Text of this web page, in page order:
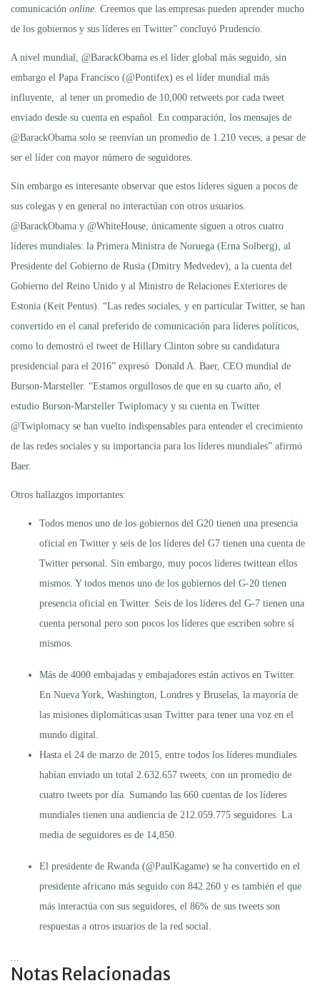
comunicación online . Creemos que las empresas pueden aprender mucho
de los gobiernos y sus líderes en Twitter” concluyó Prudencio.
A nivel mundial, @BarackObama es el líder global más seguido, sin
embargo el Papa Francisco (@Pontifex) es el líder mundial más
influyente, al tener un promedio de 10,000 retweets por cada tweet
enviado desde su cuenta en español. En comparación, los mensajes de
@BarackObama solo se reenvían un promedio de 1.210 veces, a pesar de
ser el líder con mayor número de seguidores.
Sin embargo es interesante observar que estos líderes siguen a pocos de
sus colegas y en general no interactúan con otros usuarios.
@BarackObama y @WhiteHouse, únicamente siguen a otros cuatro
líderes mundiales: la Primera Ministra de Noruega (Erna Solberg), al
Presidente del Gobierno de Rusia (Dmitry Medvedev), a la cuenta del
Gobierno del Reino Unido y al Ministro de Relaciones Exteriores de
Estonia (Keit Pentus). “Las redes sociales, y en particular Twitter, se han
convertido en el canal preferido de comunicación para líderes políticos,
como lo demostró el tweet de Hillary Clinton sobre su candidatura
presidencial para el 2016” expresó Donald A. Baer, CEO mundial de
Burson-Marsteller. “Estamos orgullosos de que en su cuarto año, el
estudio Burson-Marsteller Twiplomacy y su cuenta en Twitter
@Twiplomacy se han vuelto indispensables para entender el crecimiento
de las redes sociales y su importancia para los líderes mundiales” afirmó
Baer.
Otros hallazgos importantes:
Todos menos uno de los gobiernos del G20 tienen una presencia
oficial en Twitter y seis de los líderes del G7 tienen una cuenta de
Twitter personal. Sin embargo, muy pocos lideres twittean ellos
mismos. Y todos menos uno de los gobiernos del G-20 tienen
presencia oficial en Twitter. Seis de los líderes del G-7 tienen una
cuenta personal pero son pocos los líderes que escriben sobre sí
mismos.
Más de 4000 embajadas y embajadores están activos en Twitter.
En Nueva York, Washington, Londres y Bruselas, la mayoría de
las misiones diplomáticas usan Twitter para tener una voz en el
mundo digital.
Hasta el 24 de marzo de 2015, entre todos los líderes mundiales
habían enviado un total 2.632.657 tweets, con un promedio de
cuatro tweets por día. Sumando las 660 cuentas de los líderes
mundiales tienen una audiencia de 212.059.775 seguidores. La
media de seguidores es de 14,850.
El presidente de Rwanda (@PaulKagame) se ha convertido en el
presidente africano más seguido con 842.260 y es también el que
más interactúa con sus seguidores, el 86% de sus tweets son
respuestas a otros usuarios de la red social.
Notas Relacionadas